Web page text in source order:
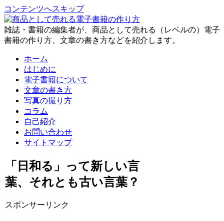
コンテンツへスキップ
雑誌・書籍の編集者が、商品として売れる（レベルの）電子
書籍の作り方、文章の書き方などを紹介します。
ホーム
はじめに
電子書籍について
文章の書き方
写真の撮り方
コラム
自己紹介
お問い合わせ
サイトマップ
「日和る」って新しい言
葉、それとも古い言葉？
スポンサーリンク